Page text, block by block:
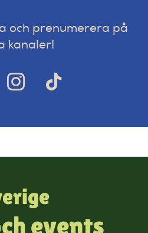
och prenumerera på
kanaler!
events